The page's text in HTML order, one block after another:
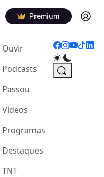
Premium Log in
Ouvir(current)
Podcasts
Passou
Vídeos
Programas
Destaques
TNT